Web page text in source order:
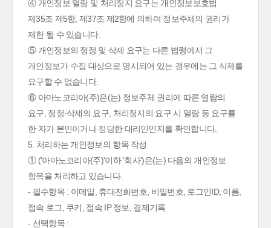
④ 개인정보 열람 및 처리정지 요구는 개인정보보호법
제35조 제5항, 제37조 제2항에 의하여 정보주체의 권리가
제한 될 수 있습니다.
⑤ 개인정보의 정정 및 삭제 요구는 다른 법령에서 그
개인정보가 수집 대상으로 명시되어 있는 경우에는 그 삭제를
요구할 수 없습니다.
⑥ 아마노코리아(주)은(는) 정보주체 권리에 따른 열람의
요구, 정정·삭제의 요구, 처리정지의 요구 시 열람 등 요구를
한 자가 본인이거나 정당한 대리인인지를 확인합니다.
5. 처리하는 개인정보의 항목 작성
① ('아마노코리아(주)'이하 '회사')은(는) 다음의 개인정보
항목을 처리하고 있습니다.
- 필수항목 : 이메일, 휴대전화번호, 비밀번호, 로그인ID, 이름,
접속 로그, 쿠키, 접속 IP 정보, 결제기록
- 선택항목 :